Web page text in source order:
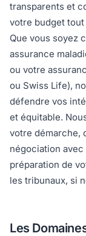
transparents et
votre budget
Que vous soyez
assurance
ou votre
ou Swiss Life),
défendre vos
et équitable.
votre démarche,
négociation
préparation de
les tribunaux, si
Les